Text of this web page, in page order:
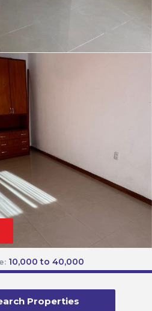
10,000 to 40,000